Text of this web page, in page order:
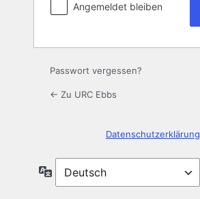
Angemeldet bleiben
Passwort vergessen?
← Zu URC Ebbs
Datenschutzerklärung
Sprache